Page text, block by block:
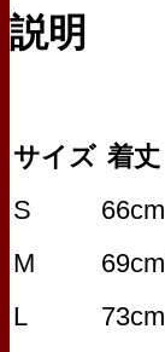
説明
サイズ 着丈
S
66cm
M
69cm
L
73cm